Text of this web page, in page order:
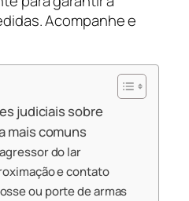
Acompanhe e
judiciais sobre
mais comuns
do lar
e contato
ou porte de armas